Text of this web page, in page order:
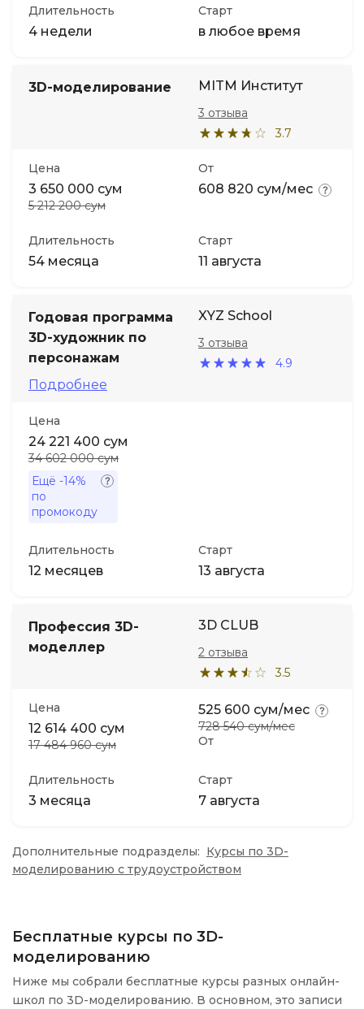
Длительность
4 недели
Старт
в любое время
3D-моделирование MITM Институт
3.7
3 отзыва
Цена
3 650 000 сум
5 212 200 сум
От
608 820 сум/мес
Длительность
54 месяца
Старт
11 августа
Годовая программа
3D-художник по
персонажам
Подробнее
XYZ School
4.9
3 отзыва
Цена
24 221 400 сум
34 602 000 сум
Ещё -14%
по
промокоду
Длительность
12 месяцев
Старт
13 августа
Профессия 3D-
моделлер
3D CLUB
3.5
2 отзыва
Цена
12 614 400 сум
17 484 960 сум От
525 600 сум/мес
728 540 сум/мес
Длительность
3 месяца
Старт
7 августа
Дополнительные подразделы: Курсы по 3D-
моделированию с трудоустройством
Бесплатные курсы по 3D-
моделированию
Ниже мы собрали бесплатные курсы разных онлайн-
школ по 3D-моделированию. В основном, это записи